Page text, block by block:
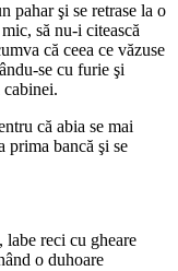
pahar şi se retrase la o
să nu-i citească
că ceea ce văzuse
se cu furie şi
cabinei.
că abia se mai
prima bancă şi se
labe reci cu gheare
o duhoare